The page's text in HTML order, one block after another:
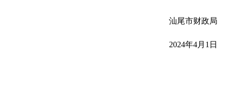
汕尾市财政局
2024年4月1日